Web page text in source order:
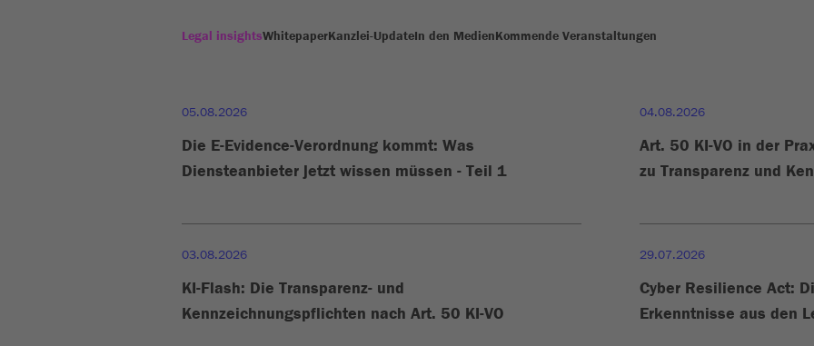
Legal insightsWhitepaperKanzlei-UpdateIn den MedienKommende Veranstaltungen
05.08.2026
Die E-Evidence-Verordnung kommt: Was
Diensteanbieter jetzt wissen müssen - Teil 1
04.08.2026
Art. 50 KI-VO in der
zu Transparenz und
03.08.2026
KI-Flash: Die Transparenz- und
Kennzeichnungspflichten nach Art. 50 KI-VO
29.07.2026
Cyber Resilience Act:
Erkenntnisse aus den